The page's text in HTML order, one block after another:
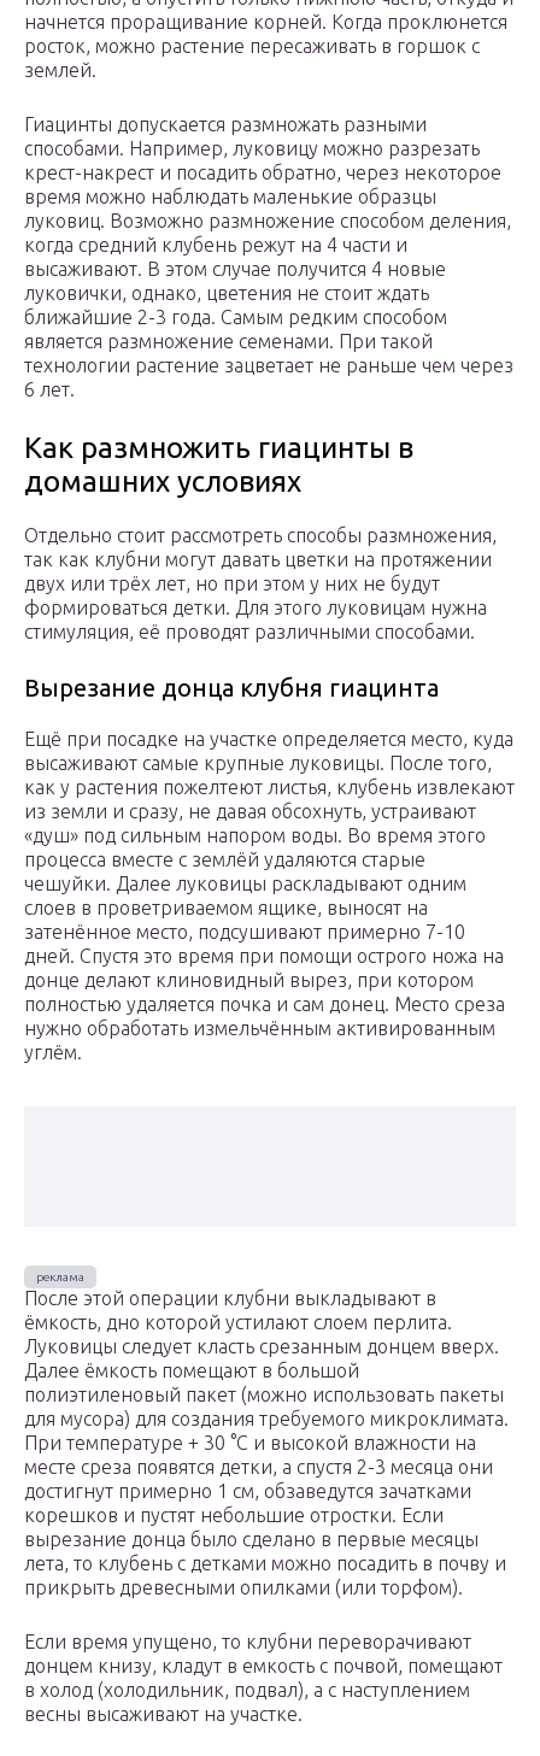
начнется проращивание корней. Когда проклюнется
росток, можно растение пересаживать в горшок с
землей.
Гиацинты допускается размножать разными
способами. Например, луковицу можно разрезать
крест-накрест и посадить обратно, через некоторое
время можно наблюдать маленькие образцы
луковиц. Возможно размножение способом деления,
когда средний клубень режут на 4 части и
высаживают. В этом случае получится 4 новые
луковички, однако, цветения не стоит ждать
ближайшие 2-3 года. Самым редким способом
является размножение семенами. При такой
технологии растение зацветает не раньше чем через
6 лет.
Как размножить гиацинты в
домашних условиях
Отдельно стоит рассмотреть способы размножения,
так как клубни могут давать цветки на протяжении
двух или трёх лет, но при этом у них не будут
формироваться детки. Для этого луковицам нужна
стимуляция, её проводят различными способами.
Вырезание донца клубня гиацинта
Ещё при посадке на участке определяется место, куда
высаживают самые крупные луковицы. После того,
как у растения пожелтеют листья, клубень извлекают
из земли и сразу, не давая обсохнуть, устраивают
«душ» под сильным напором воды. Во время этого
процесса вместе с землёй удаляются старые
чешуйки. Далее луковицы раскладывают одним
слоев в проветриваемом ящике, выносят на
затенённое место, подсушивают примерно 7-10
дней. Спустя это время при помощи острого ножа на
донце делают клиновидный вырез, при котором
полностью удаляется почка и сам донец. Место среза
нужно обработать измельчённым активированным
углём.
После этой операции клубни выкладывают в
ёмкость, дно которой устилают слоем перлита.
Луковицы следует класть срезанным донцем вверх.
Далее ёмкость помещают в большой
полиэтиленовый пакет (можно использовать пакеты
для мусора) для создания требуемого микроклимата.
При температуре + 30 °С и высокой влажности на
месте среза появятся детки, а спустя 2-3 месяца они
достигнут примерно 1 см, обзаведутся зачатками
корешков и пустят небольшие отростки. Если
вырезание донца было сделано в первые месяцы
лета, то клубень с детками можно посадить в почву и
прикрыть древесными опилками (или торфом).
Если время упущено, то клубни переворачивают
донцем книзу, кладут в емкость с почвой, помещают
в холод (холодильник, подвал), а с наступлением
весны высаживают на участке.